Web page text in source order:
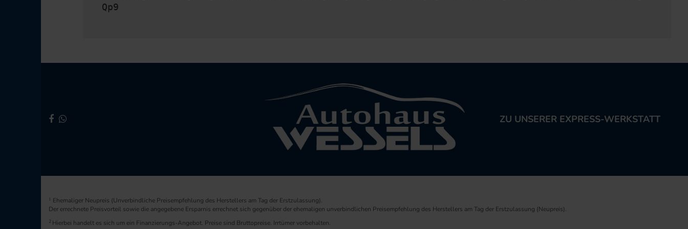
Qp9
ZU UNSERER EXPRESS-WERKSTATT
1 Ehemaliger Neupreis (Unverbindliche Preisempfehlung des Herstellers am Tag der Erstzulassung).
Der errechnete Preisvorteil sowie die angegebene Ersparnis errechnet sich gegenüber der ehemaligen unverbindlichen Preisempfehlung des Herstellers am Tag der Erstzulassung (Neupreis).
2 Hierbei handelt es sich um ein Finanzierungs-Angebot. Preise sind Bruttopreise. Irrtümer vorbehalten.